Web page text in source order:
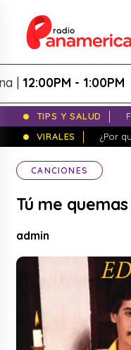
- 1:00PM
TIPS Y SALUD
VIRALES
¿Por
CANCIONES
Tú me
admin